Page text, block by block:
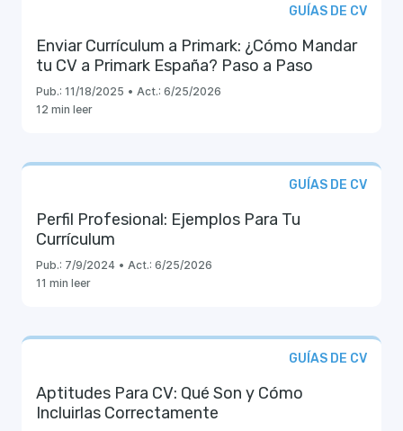
GUÍAS DE CV
Enviar Currículum a Primark: ¿Cómo Mandar
tu CV a Primark España? Paso a Paso
Pub.: 11/18/2025 • Act.: 6/25/2026
12 min leer
GUÍAS DE CV
Perfil Profesional: Ejemplos Para Tu
Currículum
Pub.: 7/9/2024 • Act.: 6/25/2026
11 min leer
GUÍAS DE CV
Aptitudes Para CV: Qué Son y Cómo
Incluirlas Correctamente